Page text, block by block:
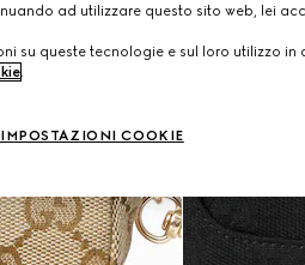
ad utilizzare questo sito web, lei
su queste tecnologie e sul loro utilizzo
.
IMPOSTAZIONI COOKIE